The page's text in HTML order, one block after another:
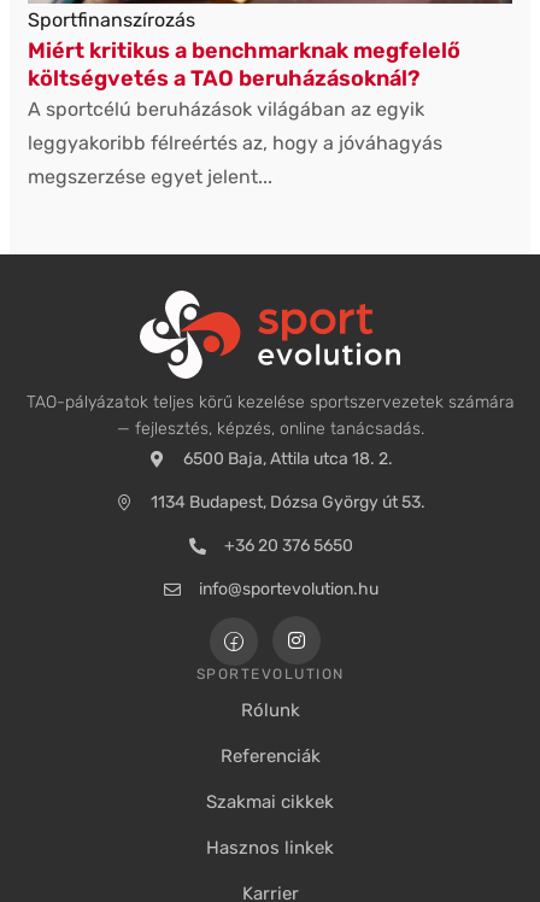
Sportfinanszírozás
Miért kritikus a benchmarknak megfelelő
költségvetés a TAO beruházásoknál?
A sportcélú beruházások világában az egyik
leggyakoribb félreértés az, hogy a jóváhagyás
megszerzése egyet jelent...
TAO-pályázatok teljes körű kezelése sportszervezetek számára
— fejlesztés, képzés, online tanácsadás.
6500 Baja, Attila utca 18. 2.
1134 Budapest, Dózsa György út 53.
+36 20 376 5650
info@sportevolution.hu
SPORTEVOLUTION
Rólunk
Referenciák
Szakmai cikkek
Hasznos linkek
Karrier